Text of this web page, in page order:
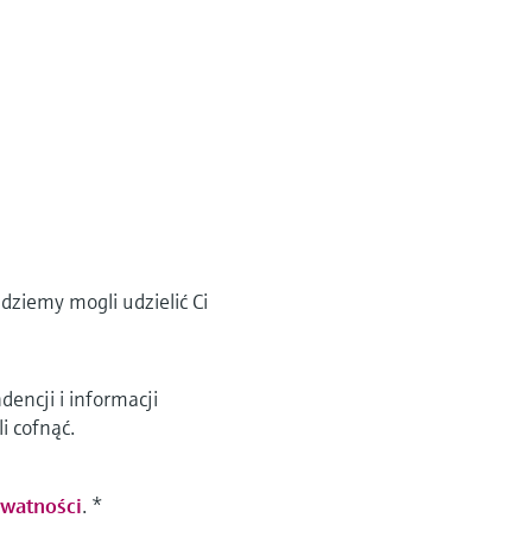
mogli udzielić Ci
i informacji
cofnąć.
. *